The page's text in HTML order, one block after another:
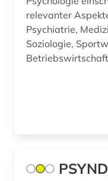
archivalien (2)
archivkunde (2)
relevanter
Psychiatrie,
Soziologie,